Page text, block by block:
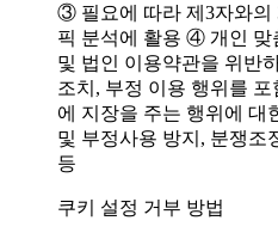
③ 필요에 따라 제3자와의
픽 분석에 활용 ④ 개인 맞
및 법인 이용약관을 위반
조치, 부정 이용 행위를
에 지장을 주는 행위에 대
및 부정사용 방지, 분쟁조
등
쿠키 설정 거부 방법